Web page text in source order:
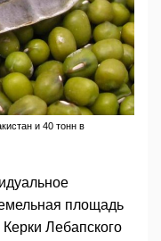
и 40 тонн в
площадь
Лебапского